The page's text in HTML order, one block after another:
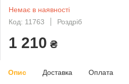
Немає в наявності
Код: 11763
Роздріб
1 210 ₴
Опис Доставка Оплата